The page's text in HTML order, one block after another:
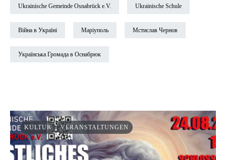
Ukrainische Gemeinde Osnabrück e.V. Ukrainische Schule
Війна в Україні Маріуполь Мстислав Чернов
Українська Громада в Оснабрюк
KULTUR VERANSTALTUNGEN